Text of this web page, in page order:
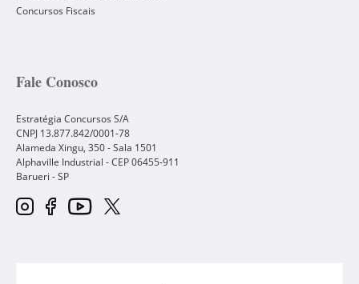
Concursos Fiscais
Fale Conosco
Estratégia Concursos S/A
CNPJ 13.877.842/0001-78
Alameda Xingu, 350 - Sala 1501
Alphaville Industrial - CEP06455-911
Barueri -SP